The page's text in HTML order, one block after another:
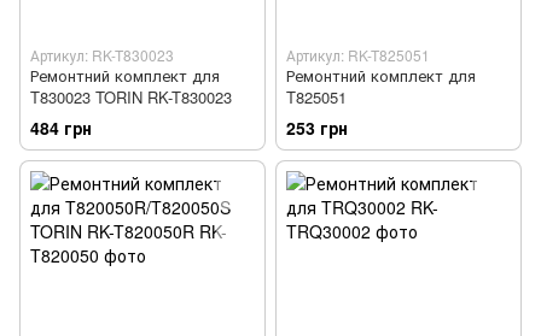
Артикул: RK-T830023
Ремонтний комплект для
T830023 TORIN RK-T830023
484 грн
Артикул: RK-T825051
Ремонтний комплект для
T825051
253 грн